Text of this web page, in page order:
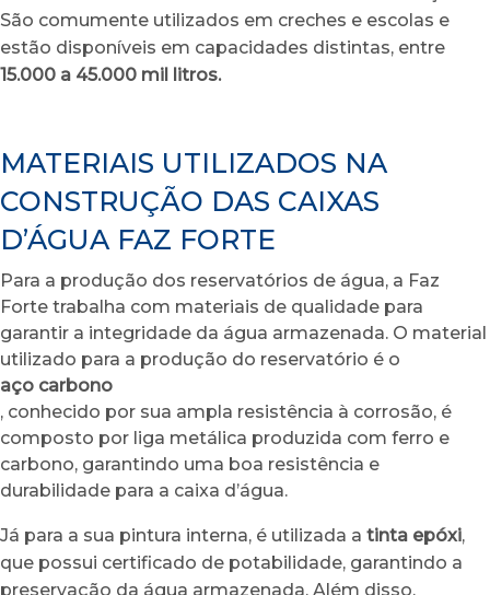
São comumente utilizados em creches e escolas e
estão disponíveis em capacidades distintas, entre
15.000 a 45.000 mil litros.
MATERIAIS UTILIZADOS NA
CONSTRUÇÃO DAS CAIXAS
D’ÁGUA FAZ FORTE
Para a produção dos reservatórios de água, a Faz
Forte trabalha com materiais de qualidade para
garantir a integridade da água armazenada. O material
utilizado para a produção do reservatório é o
aço carbono
, conhecido por sua ampla resistência à corrosão, é
composto por liga metálica produzida com ferro e
carbono, garantindo uma boa resistência e
durabilidade para a caixa d’água.
Já para a sua pintura interna, é utilizada a tinta epóxi,
que possui certificado de potabilidade, garantindo a
preservação da água armazenada. Além disso,